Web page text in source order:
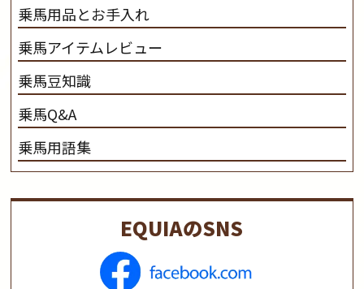
乗馬用品とお手入れ
乗馬アイテムレビュー
乗馬豆知識
乗馬Q&A
乗馬用語集
EQUIAのSNS